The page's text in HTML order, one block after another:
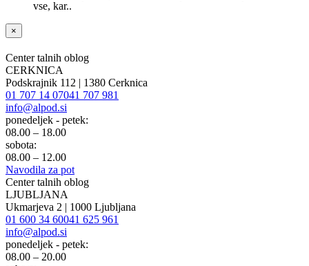
vse, kar..
×
Center talnih oblog
CERKNICA
Podskrajnik 112 | 1380 Cerknica
01 707 14 07041 707 981
info@alpod.si
ponedeljek - petek:
08.00 – 18.00
sobota:
08.00 – 12.00
Navodila za pot
Center talnih oblog
LJUBLJANA
Ukmarjeva 2 | 1000 Ljubljana
01 600 34 60041 625 961
info@alpod.si
ponedeljek - petek:
08.00 – 20.00